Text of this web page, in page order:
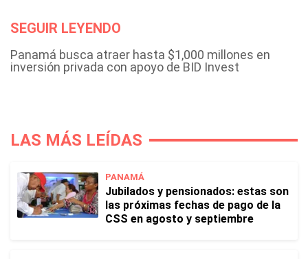
SEGUIR LEYENDO
Panamá busca atraer hasta $1,000 millones en
inversión privada con apoyo de BID Invest
LAS MÁS LEÍDAS
PANAMÁ
Jubilados y pensionados: estas son
las próximas fechas de pago de la
CSS en agosto y septiembre